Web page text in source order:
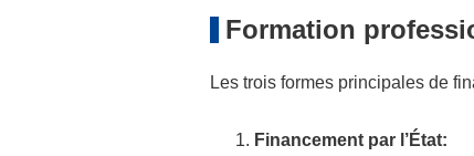
Formation
Les trois formes principales de
Financement par l’État: